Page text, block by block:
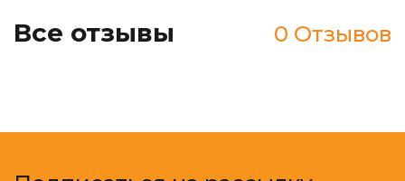
Все отзывы 0 Отзывов